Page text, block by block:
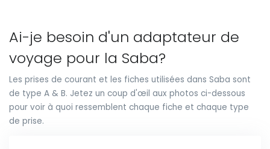
Ai-je besoin d'un adaptateur de
voyage pour la Saba?
Les prises de courant et les fiches utilisées dans Saba sont
de type A & B. Jetez un coup d'œil aux photos ci-dessous
pour voir à quoi ressemblent chaque fiche et chaque type
de prise.